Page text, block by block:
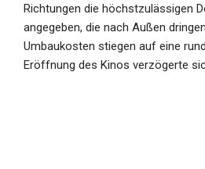
Richtungen die höchstzulässigen
angegeben, die nach Außen
Umbaukosten stiegen auf eine
Eröffnung des Kinos verzögerte